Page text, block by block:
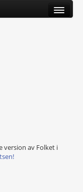
version av Folket i